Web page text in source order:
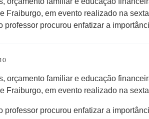
Fraiburgo, em evento realizado na
professor procurou enfatizar a
orçamento familiar e educação
Fraiburgo, em evento realizado na
professor procurou enfatizar a